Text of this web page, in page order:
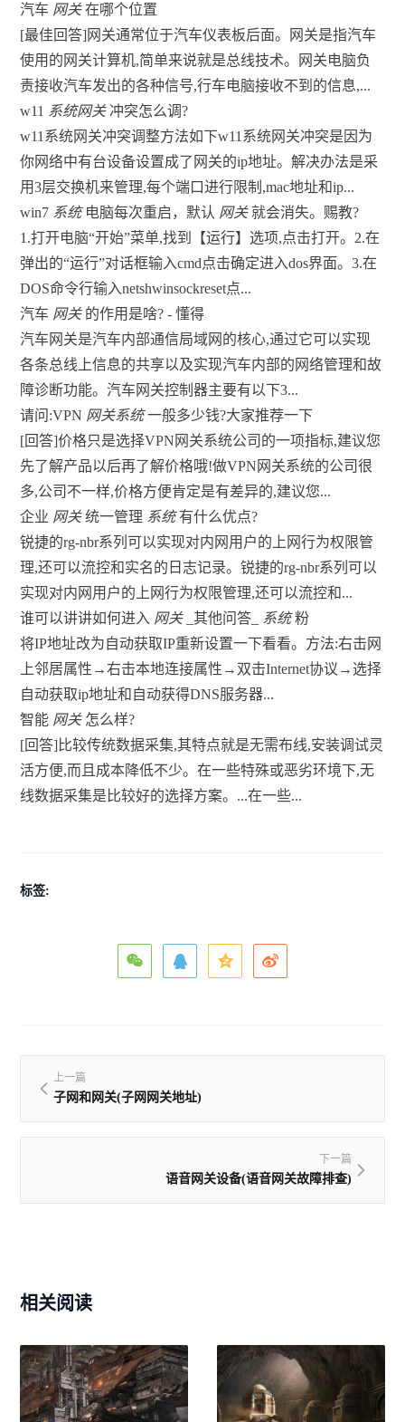
汽车 网关在哪个位置
[最佳回答]网关通常位于汽车仪表板后面。网关是指汽车
使用的网关计算机,简单来说就是总线技术。网关电脑负
责接收汽车发出的各种信号,行车电脑接收不到的信息,...
w11 系统网关 冲突怎么调?
w11系统网关冲突调整方法如下w11系统网关冲突是因为
你网络中有台设备设置成了网关的ip地址。解决办法是采
用3层交换机来管理,每个端口进行限制,mac地址和ip...
win7 系统 电脑每次重启，默认 网关就会消失。赐教?
1.打开电脑“开始”菜单,找到【运行】选项,点击打开。2.在
弹出的“运行”对话框输入cmd点击确定进入dos界面。3.在
DOS命令行输入netshwinsockreset点...
汽车 网关 的作用是啥? - 懂得
汽车网关是汽车内部通信局域网的核心,通过它可以实现
各条总线上信息的共享以及实现汽车内部的网络管理和故
障诊断功能。汽车网关控制器主要有以下3...
请问:VPN 网关系统一般多少钱?大家推荐一下
[回答]价格只是选择VPN网关系统公司的一项指标,建议您
先了解产品以后再了解价格哦!做VPN网关系统的公司很
多,公司不一样,价格方便肯定是有差异的,建议您...
企业 网关统一管理 系统有什么优点?
锐捷的rg-nbr系列可以实现对内网用户的上网行为权限管
理,还可以流控和实名的日志记录。锐捷的rg-nbr系列可以
实现对内网用户的上网行为权限管理,还可以流控和...
谁可以讲讲如何进入 网关 _其他问答_ 系统粉
将IP地址改为自动获取IP重新设置一下看看。方法:右击网
上邻居属性→右击本地连接属性→双击Internet协议→选择
自动获取ip地址和自动获得DNS服务器...
智能 网关 怎么样?
[回答]比较传统数据采集,其特点就是无需布线,安装调试灵
活方便,而且成本降低不少。在一些特殊或恶劣环境下,无
线数据采集是比较好的选择方案。...在一些...
标签:
上一篇
子网和网关(子网网关地址)
下一篇
语音网关设备(语音网关故障排查)
相关阅读